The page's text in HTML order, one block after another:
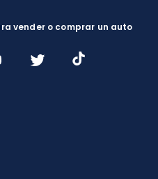
vender o comprar un auto